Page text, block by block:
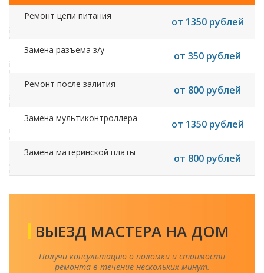
Ремонт цепи питания от 1350 рублей
Замена разъема з/у от 350 рублей
Ремонт после залития от 800 рублей
Замена мультиконтроллера от 1350 рублей
Замена материнской платы от 800 рублей
ВЫЕЗД МАСТЕРА НА ДОМ
Получи консультацию о поломки и стоимости
ремонта в течение нескольких минут.